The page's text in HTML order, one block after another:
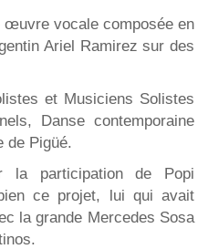
vocale composée en
Ariel Ramirez sur des
et Musiciens Solistes
Danse contemporaine
de Pigüé.
la participation de Popi
ce projet, lui qui avait
la grande Mercedes Sosa